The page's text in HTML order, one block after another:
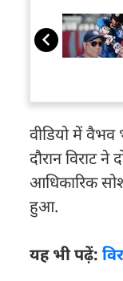
वीडियो में
दौरान विराट
आध‍िकार‍िक
हुआ.
यह भी पढ़ें: